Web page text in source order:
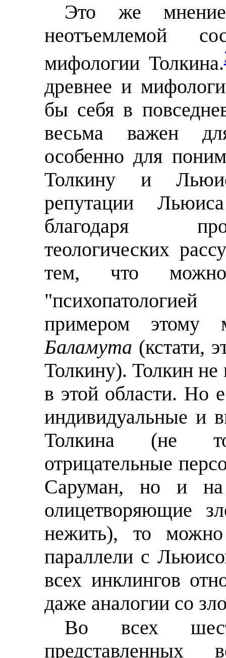
Это же мнение,
неотъемлемой
мифологии Толкина.
древнее и
бы себя в
весьма важен
особенно для
Толкину и
репутации
благодаря
теологических
тем, что
примером этому
Баламута (кстати,
Толкину). Толкин не
в этой области. Но
индивидуальные и
Толкина (не
отрицательные
Саруман, но и на
олицетворяющие
нежить), то можно
параллели с
всех инклингов
даже аналогии со
Во всех